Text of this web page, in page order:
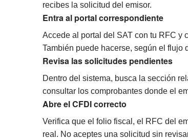
recibes la solicitud del emisor.
Entra al portal correspondiente
Accede al portal del SAT con tu RFC y
También puede hacerse, según el flujo
Revisa las solicitudes pendientes
Dentro del sistema, busca la sección
consultar los comprobantes donde el
Abre el CFDI correcto
Verifica que el folio fiscal, el RFC del
real. No aceptes una solicitud sin